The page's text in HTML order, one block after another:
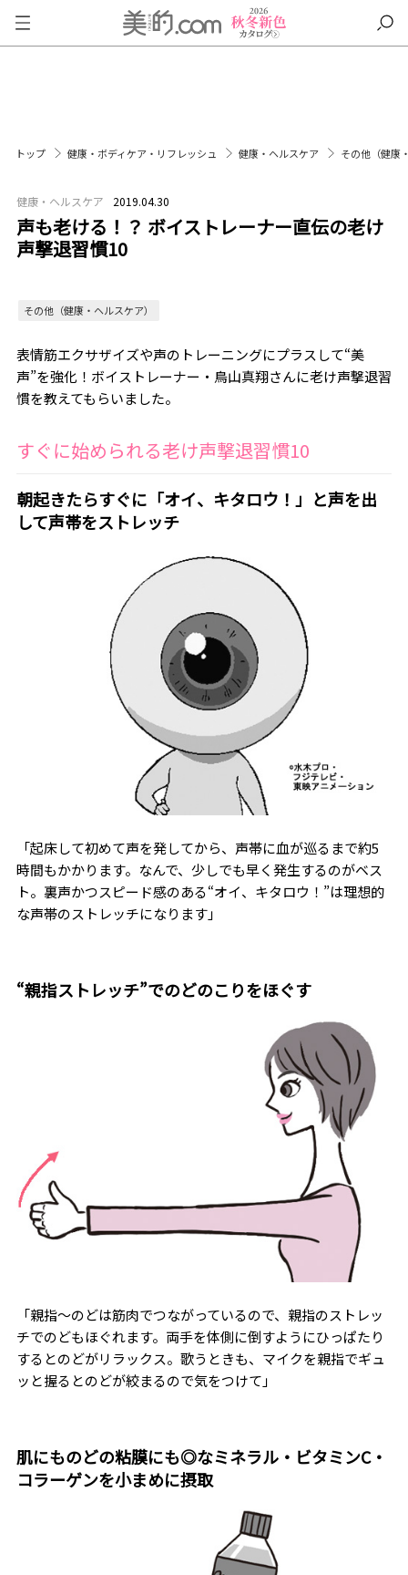
トップ 健康・ボディケア・リフレッシュ 健康・ヘルスケア その他（健康
健康・ヘルスケア 2019.04.30
声も老ける！？ ボイストレーナー直伝の老け
声撃退習慣10
その他（健康・ヘルスケア）
表情筋エクサザイズや声のトレーニングにプラスして“美
声”を強化！ボイストレーナー・鳥山真翔さんに老け声撃退習
慣を教えてもらいました。
すぐに始められる老け声撃退習慣10
朝起きたらすぐに「オイ、キタロウ！」と声を出
して声帯をストレッチ
「起床して初めて声を発してから、声帯に血が巡るまで約5
時間もかかります。なんで、少しでも早く発生するのがベス
ト。裏声かつスピード感のある“オイ、キタロウ！”は理想的
な声帯のストレッチになります」
“親指ストレッチ”でのどのこりをほぐす
「親指〜のどは筋肉でつながっているので、親指のストレッ
チでのどもほぐれます。両手を体側に倒すようにひっぱたり
するとのどがリラックス。歌うときも、マイクを親指でギュ
ッと握るとのどが絞まるので気をつけて」
肌にものどの粘膜にも◎なミネラル・ビタミンC・
コラーゲンを小まめに摂取